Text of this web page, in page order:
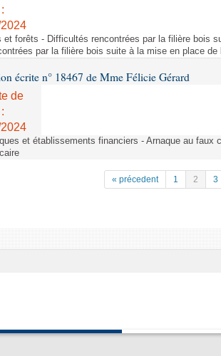
et forêts - Difficultés rencontrées par la filière bois
par la filière bois suite à la mise en place de
écrite n° 18467 de Mme Félicie Gérard
de
et établissements financiers - Arnaque au faux
« précedent 1 2 3